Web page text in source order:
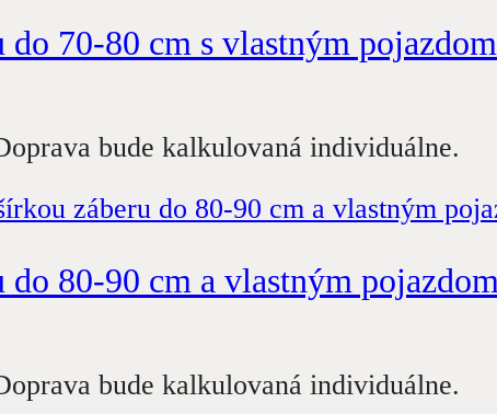
70-80 cm s vlastným pojazdom
bude kalkulovaná individuálne.
80-90 cm a vlastným
bude kalkulovaná individuálne.